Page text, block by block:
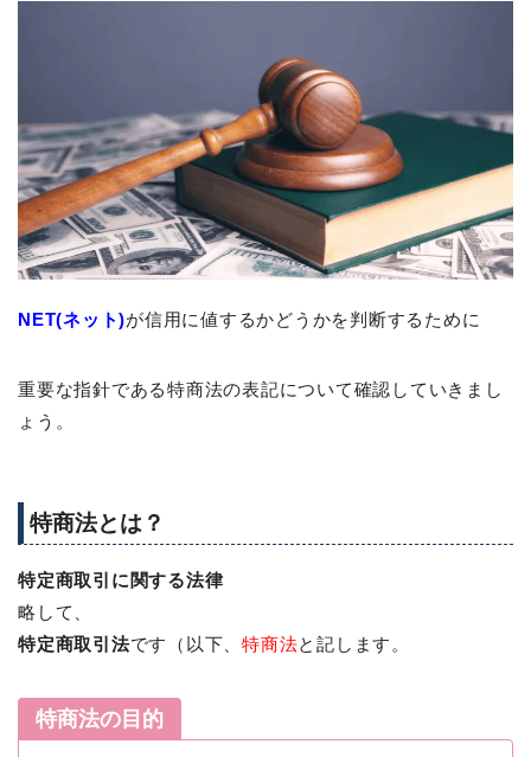
NET(ネット)が信用に値するかどうかを判断するために
重要な指針である特商法の表記について確認していきまし
ょう。
特商法とは？
特定商取引に関する法律
略して、
特定商取引法です（以下、特商法と記します。
特商法の目的